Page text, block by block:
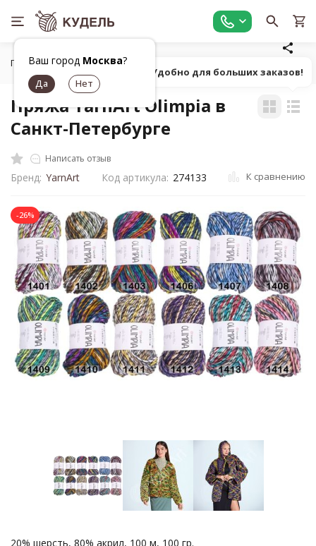
Ваш город Москва?
Главная Все для вязания
Пряжа YarnArt Olimpia в
Санкт-Петербурге
Написать отзыв
Бренд: YarnArt Код артикула: 274133 К сравнению
-26%
20% шерсть, 80% акрил, 100 м, 100 гр.
Попробуй! Удобно для больших заказов!